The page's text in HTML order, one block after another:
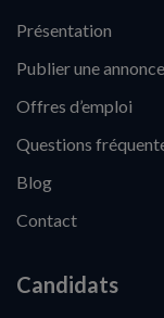
Présentation
Publier une annonce
Offres d’emploi
Questions
Blog
Contact
Candidats